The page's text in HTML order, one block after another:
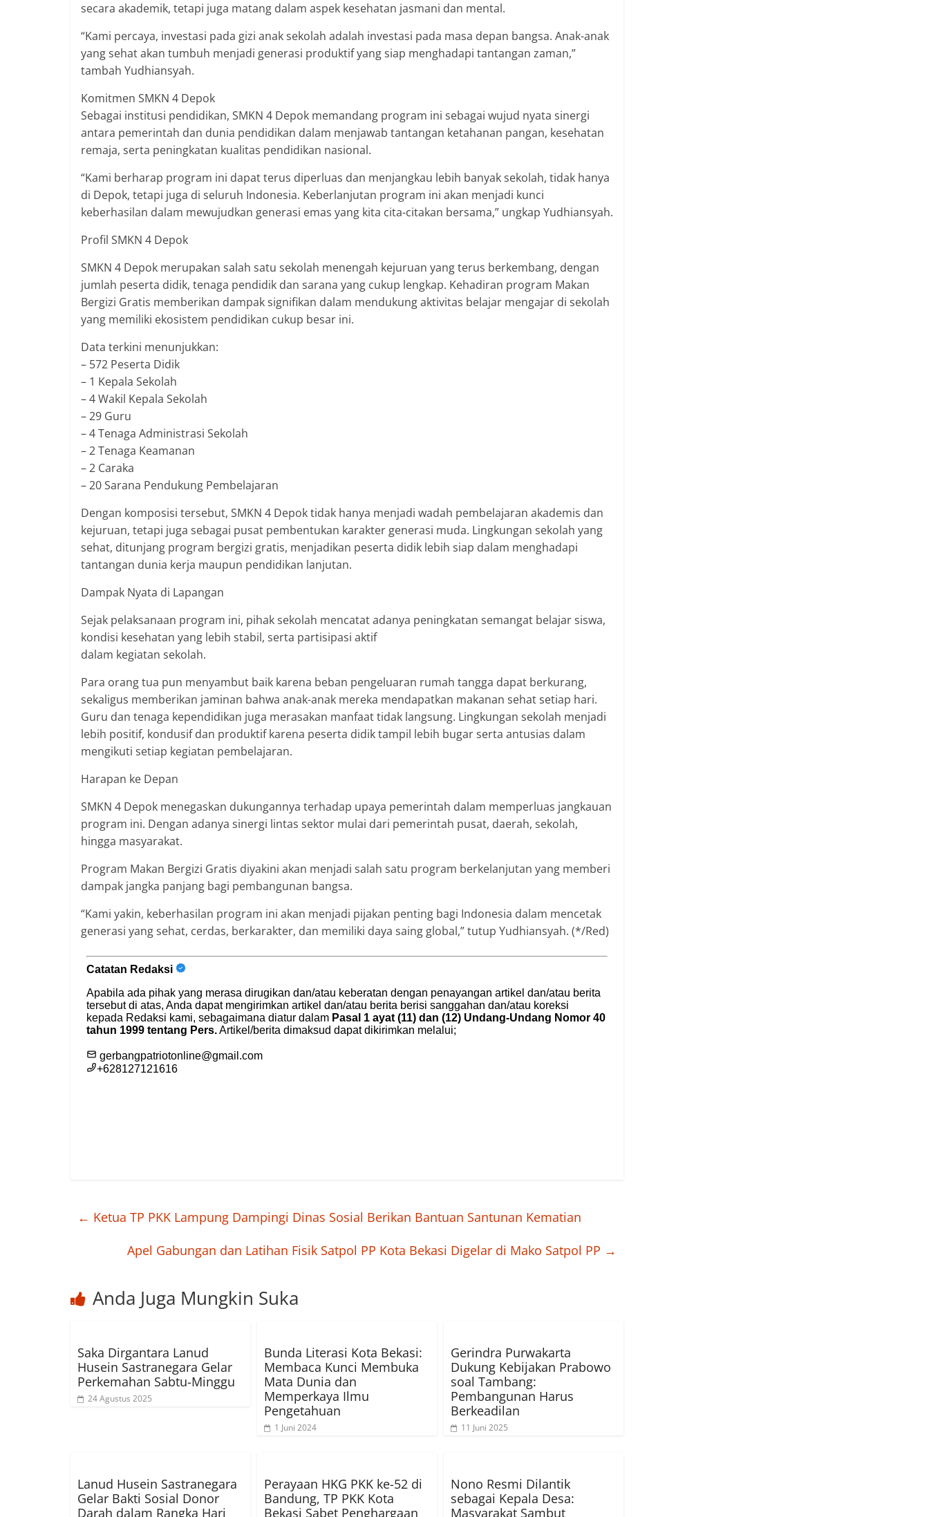
secara akademik, tetapi juga matang dalam aspek kesehatan jasmani dan mental.
“Kami percaya, investasi pada gizi anak sekolah adalah investasi pada masa depan bangsa. Anak-anak
yang sehat akan tumbuh menjadi generasi produktif yang siap menghadapi tantangan zaman,”
tambah Yudhiansyah.
Komitmen SMKN 4 Depok
Sebagai institusi pendidikan, SMKN 4 Depok memandang program ini sebagai wujud nyata sinergi
antara pemerintah dan dunia pendidikan dalam menjawab tantangan ketahanan pangan, kesehatan
remaja, serta peningkatan kualitas pendidikan nasional.
“Kami berharap program ini dapat terus diperluas dan menjangkau lebih banyak sekolah, tidak hanya
di Depok, tetapi juga di seluruh Indonesia. Keberlanjutan program ini akan menjadi kunci
keberhasilan dalam mewujudkan generasi emas yang kita cita-citakan bersama,” ungkap Yudhiansyah.
Profil SMKN 4 Depok
SMKN 4 Depok merupakan salah satu sekolah menengah kejuruan yang terus berkembang, dengan
jumlah peserta didik, tenaga pendidik dan sarana yang cukup lengkap. Kehadiran program Makan
Bergizi Gratis memberikan dampak signifikan dalam mendukung aktivitas belajar mengajar di sekolah
yang memiliki ekosistem pendidikan cukup besar ini.
Data terkini menunjukkan:
– 572 Peserta Didik
– 1 Kepala Sekolah
– 4 Wakil Kepala Sekolah
– 29 Guru
– 4 Tenaga Administrasi Sekolah
– 2 Tenaga Keamanan
– 2 Caraka
– 20 Sarana Pendukung Pembelajaran
Dengan komposisi tersebut, SMKN 4 Depok tidak hanya menjadi wadah pembelajaran akademis dan
kejuruan, tetapi juga sebagai pusat pembentukan karakter generasi muda. Lingkungan sekolah yang
sehat, ditunjang program bergizi gratis, menjadikan peserta didik lebih siap dalam menghadapi
tantangan dunia kerja maupun pendidikan lanjutan.
Dampak Nyata di Lapangan
Sejak pelaksanaan program ini, pihak sekolah mencatat adanya peningkatan semangat belajar siswa,
kondisi kesehatan yang lebih stabil, serta partisipasi aktif
dalam kegiatan sekolah.
Para orang tua pun menyambut baik karena beban pengeluaran rumah tangga dapat berkurang,
sekaligus memberikan jaminan bahwa anak-anak mereka mendapatkan makanan sehat setiap hari.
Guru dan tenaga kependidikan juga merasakan manfaat tidak langsung. Lingkungan sekolah menjadi
lebih positif, kondusif dan produktif karena peserta didik tampil lebih bugar serta antusias dalam
mengikuti setiap kegiatan pembelajaran.
Harapan ke Depan
SMKN 4 Depok menegaskan dukungannya terhadap upaya pemerintah dalam memperluas jangkauan
program ini. Dengan adanya sinergi lintas sektor mulai dari pemerintah pusat, daerah, sekolah,
hingga masyarakat.
Program Makan Bergizi Gratis diyakini akan menjadi salah satu program berkelanjutan yang memberi
dampak jangka panjang bagi pembangunan bangsa.
“Kami yakin, keberhasilan program ini akan menjadi pijakan penting bagi Indonesia dalam mencetak
generasi yang sehat, cerdas, berkarakter, dan memiliki daya saing global,” tutup Yudhiansyah. (*/Red)
← Ketua TP PKK Lampung Dampingi Dinas Sosial Berikan Bantuan Santunan Kematian
Apel Gabungan dan Latihan Fisik Satpol PP Kota Bekasi Digelar di Mako Satpol PP →
Anda Juga Mungkin Suka
Saka Dirgantara Lanud
Husein Sastranegara Gelar
Perkemahan Sabtu-Minggu
24 Agustus 2025
Bunda Literasi Kota Bekasi:
Membaca Kunci Membuka
Mata Dunia dan
Memperkaya Ilmu
Pengetahuan
1 Juni 2024
Gerindra Purwakarta
Dukung Kebijakan Prabowo
soal Tambang:
Pembangunan Harus
Berkeadilan
11 Juni 2025
Lanud Husein Sastranegara
Gelar Bakti Sosial Donor
Darah dalam Rangka Hari
Perayaan HKG PKK ke-52 di
Bandung, TP PKK Kota
Bekasi Sabet Penghargaan
Nono Resmi Dilantik
sebagai Kepala Desa:
Masyarakat Sambut